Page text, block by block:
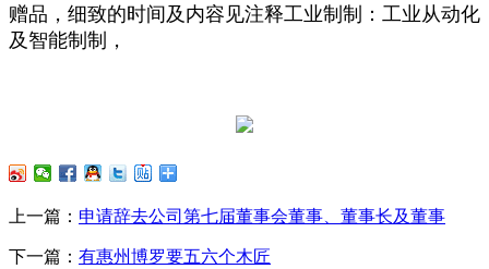
赠品，细致的时间及内容见注释工业制制：工业从动化
及智能制制，
上一篇： 申请辞去公司第七届董事会董事、董事长及董事
下一篇： 有惠州博罗要五六个木匠